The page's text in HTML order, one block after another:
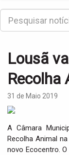
P
s
Lousã
Recolha
31 de Maio 2019
A Câmara
Recolha Animal
novo Ecocentro.